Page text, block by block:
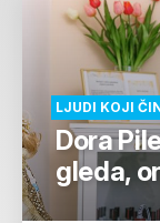
LJUDI KOJI
Dora
gleda,